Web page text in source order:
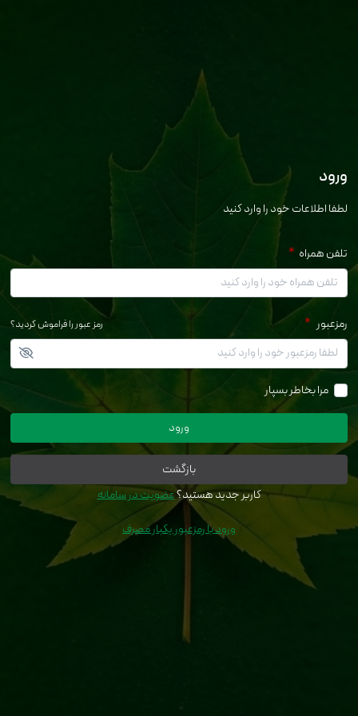
ورود
لطفا اطلاعات خود را وارد کنید
تلفن همراه *
رمزعبور * رمز عبور را فراموش کردید؟
مرا بخاطر بسپار
ورود
بازگشت
کاربر جدید هستید؟عضویت در سامانه
ورود با رمزعبور یکبار مصرف